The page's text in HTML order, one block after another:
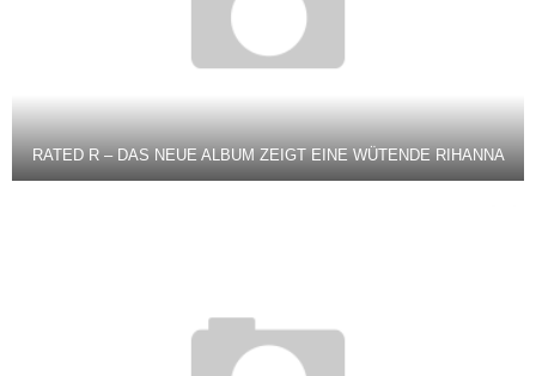
RATED R – DAS NEUE ALBUM ZEIGT EINE WÜTENDE RIHANNA